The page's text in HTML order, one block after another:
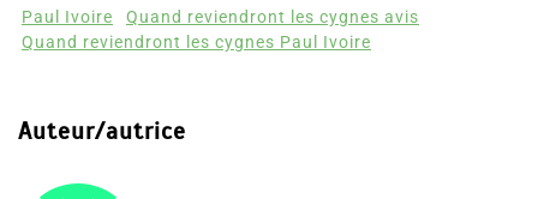
Paul Ivoire
Quand reviendront les cygnes avis
Quand reviendront les cygnes Paul Ivoire
Auteur/autrice